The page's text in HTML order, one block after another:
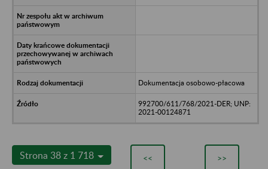
Dokumentacja osobowo-płacowa
992700/611/768/2021-DER; UNP:
2021-00124871
Strona 38 z 1 718 << >>